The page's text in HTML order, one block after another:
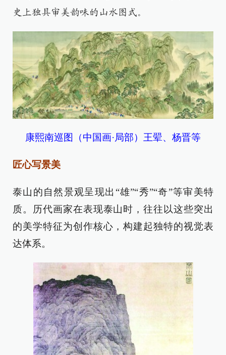
史上独具审美韵味的山水图式。
康熙南巡图（中国画·局部）王翚、杨晋等
匠心写景美
泰山的自然景观呈现出“雄”“秀”“奇”等审美特
质。历代画家在表现泰山时，往往以这些突出
的美学特征为创作核心，构建起独特的视觉表
达体系。